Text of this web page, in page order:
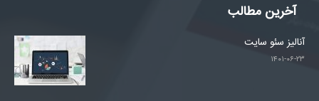
آخرین مطالب
آنالیز سئو سایت
۱۴۰۱-۰۶-۲۳